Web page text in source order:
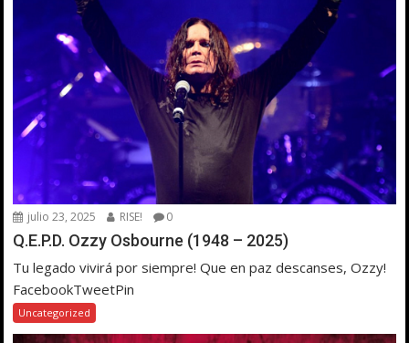
julio 23, 2025 RISE! 0
Q.E.P.D. Ozzy Osbourne (1948 – 2025)
Tu legado vivirá por siempre! Que en paz descanses, Ozzy!
FacebookTweetPin
Uncategorized